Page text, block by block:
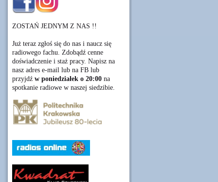
ZOSTAŃ JEDNYM Z NAS !!
Już teraz zgłoś się do nas i naucz się
radiowego fachu. Zdobądź cenne
doświadczenie i staż pracy. Napisz na
nasz adres e-mail lub na FB lub
przyjdź w poniedziałek o 20:00 na
spotkanie radiowe w naszej siedzibie.